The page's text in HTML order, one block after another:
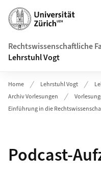
Header
Rechtswissenschaftliche
Lehrstuhl Vogt
Home Lehrstuhl Vogt
Archiv Vorlesungen
Einführung in die
Podcast-